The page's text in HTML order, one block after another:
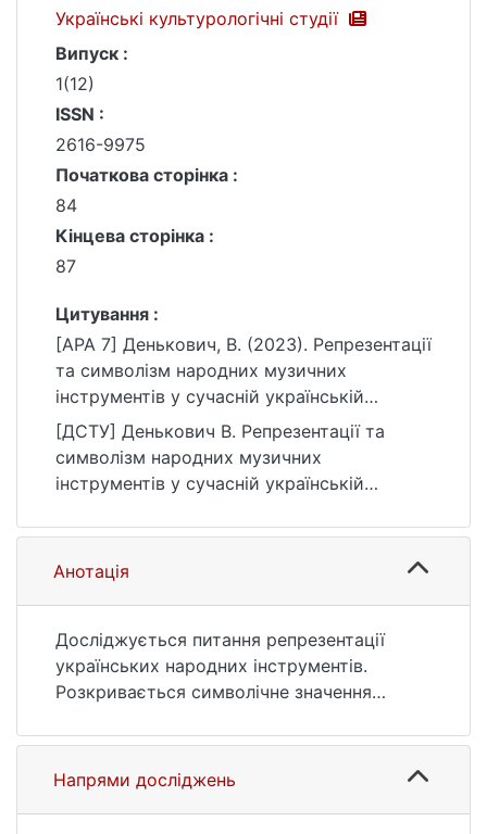
Українські культурологічні студії
Випуск :
1(12)
ISSN :
2616-9975
Початкова сторінка :
84
Кінцева сторінка :
87
Цитування :
[APA 7] Денькович, В. (2023). Репрезентації
та символізм народних музичних
інструментів у сучасній українській
національній культурі. Українські
культурологічні студії, (1(12)), 84–87.
https://doi.org/10.17721/UCS.2023.1(12).18
[ДСТУ] Денькович В. Репрезентації та
символізм народних музичних
інструментів у сучасній українській
культурологічні студії. 2023. № 1(12). С. 84
—87. URL:
https://doi.org/10.17721/UCS.2023.1(12).18
Анотація
Досліджується питання репрезентації
українських народних інструментів.
Розкривається символічне значення
конотації, що демонструють їх глибинну
імплементованість у практики творення
національної культури. Такі інструменти,
Напрями досліджень